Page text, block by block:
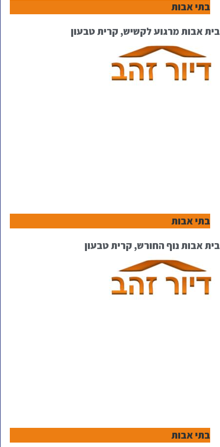
בתי אבות
בית אבות מרגוע לקשיש, קרית טבעון
בתי אבות
בית אבות נוף החורש, קרית טבעון
בתי אבות